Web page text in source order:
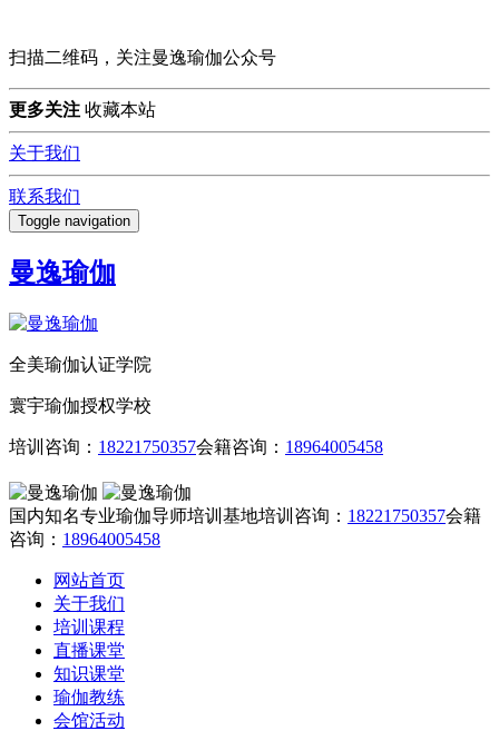
扫描二维码，关注曼逸瑜伽公众号
更多关注 收藏本站
关于我们
联系我们
Toggle navigation
曼逸瑜伽
全美瑜伽认证学院
寰宇瑜伽授权学校
培训咨询： 18221750357会籍咨询： 18964005458
国内知名专业瑜伽导师培训基地培训咨询： 18221750357会籍
咨询： 18964005458
网站首页
关于我们
培训课程
直播课堂
知识课堂
瑜伽教练
会馆活动